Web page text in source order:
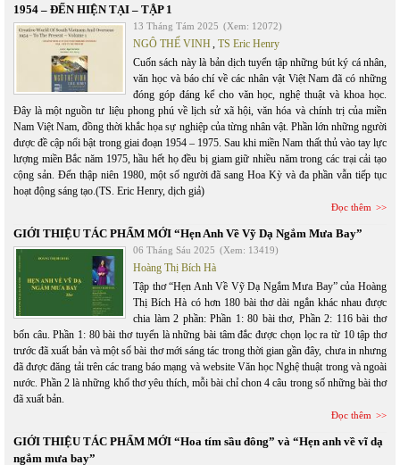
1954 – ĐẾN HIỆN TẠI – TẬP 1
13 Tháng Tám 2025 (Xem: 12072)
NGÔ THẾ VINH TS Eric Henry
Cuốn sách này là bản dịch tuyển tập những bút ký cá nhân,
văn học và báo chí về các nhân vật Việt Nam đã có những
đóng góp đáng kể cho văn học, nghệ thuật và khoa học.
Đây là một nguồn tư liệu phong phú về lịch sử xã hội, văn hóa và chính trị của miền
Nam Việt Nam, đồng thời khắc họa sự nghiệp của từng nhân vật. Phần lớn những người
được đề cập nổi bật trong giai đoạn 1954 – 1975. Sau khi miền Nam thất thủ vào tay lực
lượng miền Bắc năm 1975, hầu hết họ đều bị giam giữ nhiều năm trong các trại cải tạo
cộng sản. Đến thập niên 1980, một số người đã sang Hoa Kỳ và đa phần vẫn tiếp tục
hoạt động sáng tạo.(TS. Eric Henry, dịch giả)
Đọc thêm
GIỚI THIỆU TÁC PHẨM MỚI “Hẹn Anh Về Vỹ Dạ Ngắm Mưa Bay”
06 Tháng Sáu 2025 (Xem: 13419)
Hoàng Thị Bích Hà
Tập thơ “Hẹn Anh Về Vỹ Dạ Ngắm Mưa Bay” của Hoàng
Thị Bích Hà có hơn 180 bài thơ dài ngắn khác nhau được
chia làm 2 phần: Phần 1: 80 bài thơ, Phần 2: 116 bài thơ
bốn câu. Phần 1: 80 bài thơ tuyển là những bài tâm đắc được chọn lọc ra từ 10 tập thơ
trước đã xuất bản và một số bài thơ mới sáng tác trong thời gian gần đây, chưa in nhưng
đã được đăng tải trên các trang báo mạng và website Văn học Nghệ thuật trong và ngoài
nước. Phần 2 là những khổ thơ yêu thích, mỗi bài chỉ chon 4 câu trong số những bài thơ
đã xuất bản.
Đọc thêm
GIỚI THIỆU TÁC PHẨM MỚI “Hoa tím sầu đông” và “Hẹn anh về vĩ dạ
ngắm mưa bay”